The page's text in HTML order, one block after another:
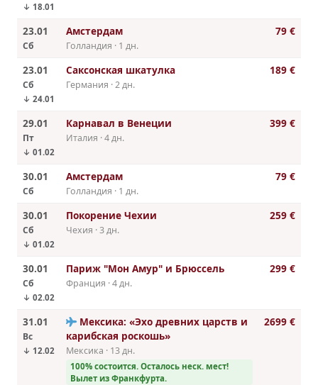
↓ 18.01
23.01
Сб
Амстердам
Голландия · 1 дн.
79 €
23.01
Сб
↓ 24.01
Саксонская шкатулка
Германия · 2 дн.
189 €
29.01
Пт
↓ 01.02
Карнавал в Венеции
Италия · 4 дн.
399 €
30.01
Сб
Амстердам
Голландия · 1 дн.
79 €
30.01
Сб
↓ 01.02
Покорение Чехии
Чехия · 3 дн.
259 €
30.01
Сб
↓ 02.02
Париж "Мон Амур" и Брюссель
Франция · 4 дн.
299 €
31.01
Вс
↓ 12.02
Мексика: «Эхо древних царств и
карибская роскошь»
Мексика · 13 дн.
100% cостоится. Осталось неск. мест!
Вылет из Франкфурта.
2699 €